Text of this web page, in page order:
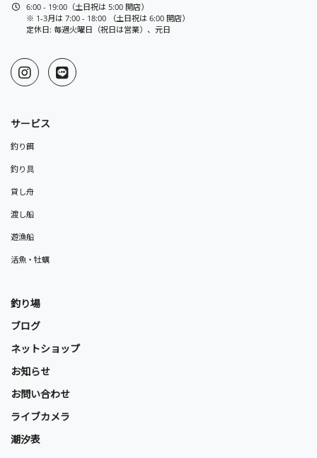
6:00 - 19:00（土日祝は 5:00 開店）
※ 1-3月は 7:00 - 18:00 （土日祝は 6:00 開店）
定休日: 毎週火曜日（祝日は営業）、元日
サービス
釣り餌
釣り具
貸し舟
渡し船
遊漁船
活魚・牡蠣
釣り場
ブログ
ネットショップ
お知らせ
お問い合わせ
ライブカメラ
潮汐表